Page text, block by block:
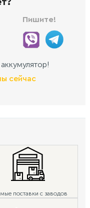
Пишите!
сейчас
поставки с заводов